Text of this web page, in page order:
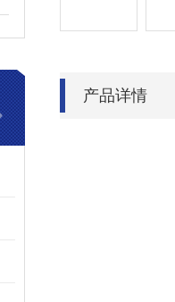
产品详情